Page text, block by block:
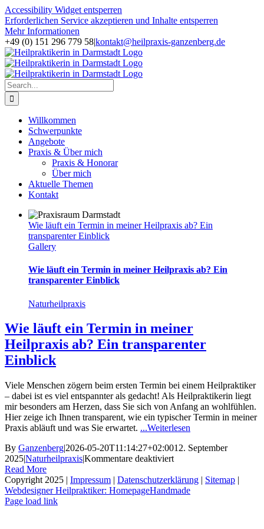
Accessibility Widget entsperren
Erforderlichen Service akzeptieren und Inhalte entsperren
Mehr Informationen
Skip
to
content
+49 (0) 151 296 779 58|kontakt@heilpraxis-ganzenberg.de
Facebook
Instagram
Search
for:
Willkommen
Schwerpunkte
Angebote
Praxis & Über mich
Praxis & Honorar
Über mich
Aktuelle Themen
Kontakt
Wie läuft ein Termin in meiner Heilpraxis ab? Ein
transparenter Einblick
Gallery
Wie läuft ein Termin in meiner Heilpraxis ab? Ein
transparenter Einblick
Naturheilpraxis
Wie läuft ein Termin in meiner
Heilpraxis ab? Ein transparenter
Einblick
Viele Menschen zögern beim ersten Termin bei einem Heilpraktiker
– dabei ist es viel entspannter als gedacht! Als Heilpraktikerin liegt
mir besonders am Herzen, dass Sie sich von Anfang an wohlfühlen.
Hier zeige ich Ihnen transparent, wie ein typischer Termin in meiner
Praxis abläuft und was Sie erwartet. ...Weiterlesen
By Ganzenberg|2026-05-20T11:14:27+02:0012. September
2025|Naturheilpraxis|Kommentare deaktiviertfür
läuft
ein
Read More
Copyright 2025 | Impressum | Datenschutzerklärung | Sitemap |
Webdesigner Heilpraktiker: HomepageHandmade
Page load link